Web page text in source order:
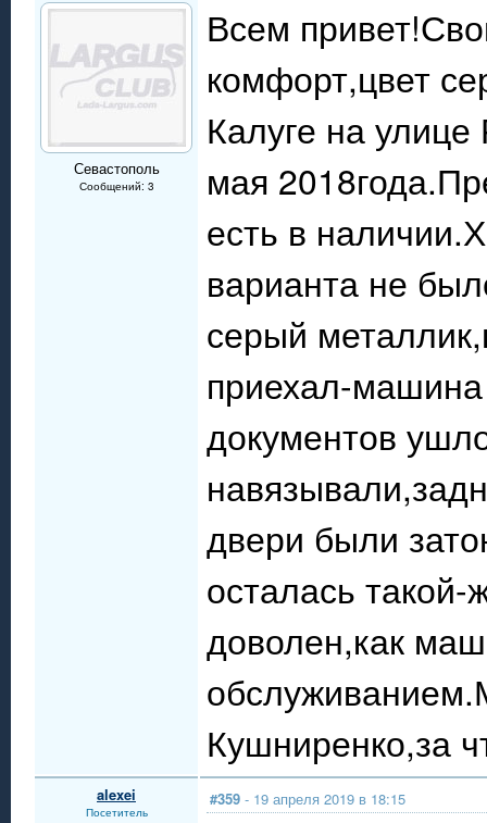
Севастополь
Сообщений: 3
Всем
комфорт,цвет
Калуге на
мая
есть в
варианта не
серый
приехал-
документов
двери были
осталась
доволен,как
Кушниренко,за
alexei
Посетитель
#359 - 19 апреля 2019 в 18:15